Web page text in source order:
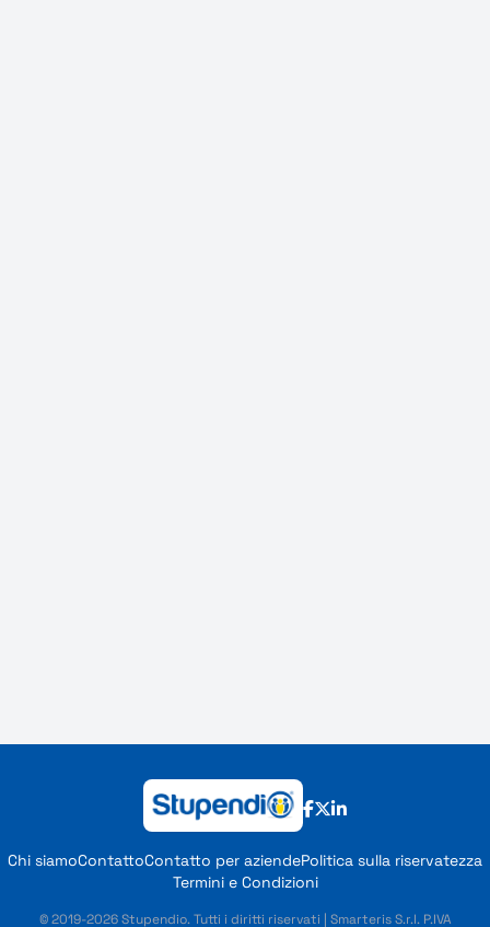
Chi siamoContattoContatto per aziendePolitica sulla riservatezza
Termini e Condizioni
© 2019-2026 Stupendio. Tutti i diritti riservati | Smarteris S.r.l. P.IVA